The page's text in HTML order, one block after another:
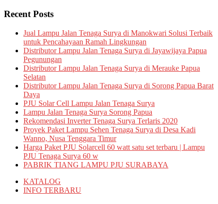
Recent Posts
Jual Lampu Jalan Tenaga Surya di Manokwari Solusi Terbaik
untuk Pencahayaan Ramah Lingkungan
Distributor Lampu Jalan Tenaga Surya di Jayawijaya Papua
Pegunungan
Distributor Lampu Jalan Tenaga Surya di Merauke Papua
Selatan
Distributor Lampu Jalan Tenaga Surya di Sorong Papua Barat
Daya
PJU Solar Cell Lampu Jalan Tenaga Surya
Lampu Jalan Tenaga Surya Sorong Papua
Rekomendasi Inverter Tenaga Surya Terlaris 2020
Proyek Paket Lampu Sehen Tenaga Surya di Desa Kadi
Wanno, Nusa Tenggara Timur
Harga Paket PJU Solarcell 60 watt satu set terbaru | Lampu
PJU Tenaga Surya 60 w
PABRIK TIANG LAMPU PJU SURABAYA
KATALOG
INFO TERBARU